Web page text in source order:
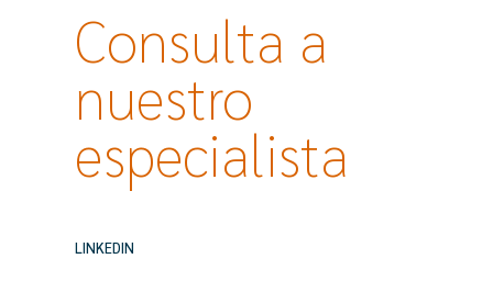
Consulta a
nuestro
especialista​​
LINKEDIN